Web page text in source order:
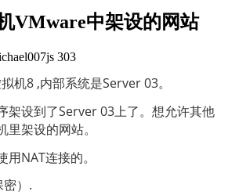
VMware中架设的网站
303
机8 ,内部系统是Server 03。
架设到了Server 03上了。想允许其他
架设的网站。
NAT连接的。
密）.